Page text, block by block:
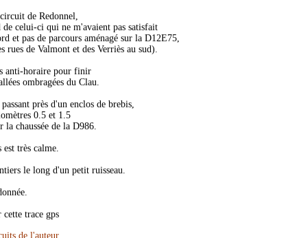
de Redonnel,
celui-ci qui ne m'avaient pas satisfait
et pas de parcours aménagé sur la D12E75,
rues de Valmont et des Verriès au sud).
anti-horaire pour finir
ombragées du Clau.
près d'un enclos de brebis,
0.5 et 1.5
chaussée de la D986.
est très calme.
le long d'un petit ruisseau.
trace gps